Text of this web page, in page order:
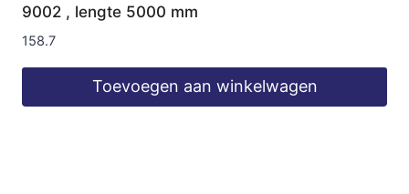
9002 , lengte 5000 mm
158.7
Toevoegen aan winkelwagen